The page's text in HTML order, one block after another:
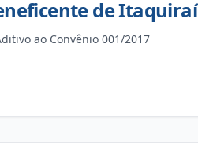
de Itaquiraí
ao Convênio 001/2017